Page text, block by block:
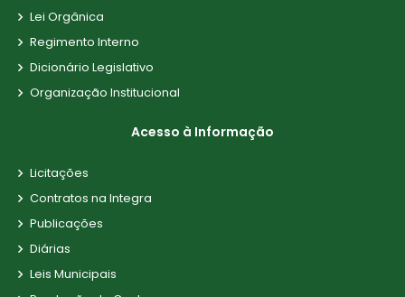
Lei Orgânica
Regimento Interno
Dicionário Legislativo
Organização Institucional
Acesso à Informação
Licitações
Contratos na Integra
Publicações
Diárias
Leis Municipais